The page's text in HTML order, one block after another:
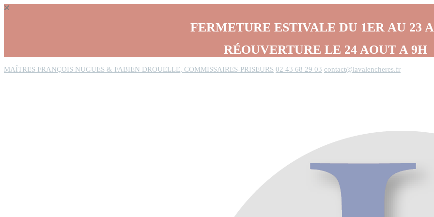
FERMETURE ESTIVALE DU 1ER AU 23
RÉOUVERTURE LE 24 AOUT A 9H
MAÎTRES FRANÇOIS NUGUES & FABIEN DROUELLE, COMMISSAIRES-PRISEURS 02 43 68 29 03 contact@lavalencheres.fr
Panneau de gestion des cookies